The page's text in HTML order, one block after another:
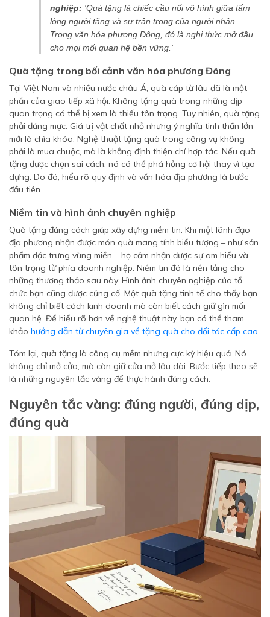
nghiệp: 'Quà tặng là chiếc cầu nối vô hình giữa tấm
lòng người tặng và sự trân trọng của người nhận.
Trong văn hóa phương Đông, đó là nghi thức mở đầu
cho mọi mối quan hệ bền vững.'
Quà tặng trong bối cảnh văn hóa phương Đông
Tại Việt Nam và nhiều nước châu Á, quà cáp từ lâu đã là một
phần của giao tiếp xã hội. Không tặng quà trong những dịp
quan trọng có thể bị xem là thiếu tôn trọng. Tuy nhiên, quà tặng
phải đúng mực. Giá trị vật chất nhỏ nhưng ý nghĩa tinh thần lớn
mới là chìa khóa. Nghệ thuật tặng quà trong công vụ không
phải là mua chuộc, mà là khẳng định thiện chí hợp tác. Nếu quà
tặng được chọn sai cách, nó có thể phá hỏng cơ hội thay vì tạo
dựng. Do đó, hiểu rõ quy định và văn hóa địa phương là bước
đầu tiên.
Niềm tin và hình ảnh chuyên nghiệp
Quà tặng đúng cách giúp xây dựng niềm tin. Khi một lãnh đạo
địa phương nhận được món quà mang tính biểu tượng – như sản
phẩm đặc trưng vùng miền – họ cảm nhận được sự am hiểu và
tôn trọng từ phía doanh nghiệp. Niềm tin đó là nền tảng cho
những thương thảo sau này. Hình ảnh chuyên nghiệp của tổ
chức bạn cũng được củng cố. Một quà tặng tinh tế cho thấy bạn
không chỉ biết cách kinh doanh mà còn biết cách giữ gìn mối
quan hệ. Để hiểu rõ hơn về nghệ thuật này, bạn có thể tham
khảo hướng dẫn từ chuyên gia về tặng quà cho đối tác cấp cao.
Tóm lại, quà tặng là công cụ mềm nhưng cực kỳ hiệu quả. Nó
không chỉ mở cửa, mà còn giữ cửa mở lâu dài. Bước tiếp theo sẽ
là những nguyên tắc vàng để thực hành đúng cách.
Nguyên tắc vàng: đúng người, đúng dịp,
đúng quà